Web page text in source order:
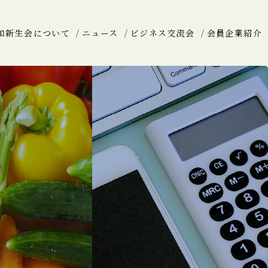
新生会について ニュース ビジネス交流会 会員企業紹介